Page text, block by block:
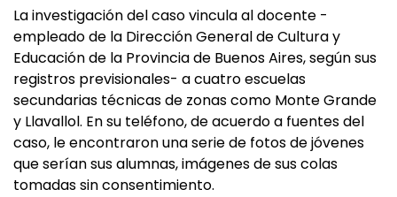
La investigación del caso vincula al docente -
empleado de la Dirección General de Cultura y
Educación de la Provincia de Buenos Aires, según sus
registros previsionales- a cuatro escuelas
secundarias técnicas de zonas como Monte Grande
y Llavallol. En su teléfono, de acuerdo a fuentes del
caso, le encontraron una serie de fotos de jóvenes
que serían sus alumnas, imágenes de sus colas
tomadas sin consentimiento.